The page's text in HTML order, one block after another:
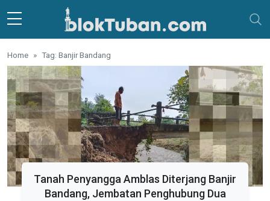
Skip to main content
Home Tag: Banjir Bandang
Tanah Penyangga Amblas Diterjang Banjir
Bandang, Jembatan Penghubung Dua